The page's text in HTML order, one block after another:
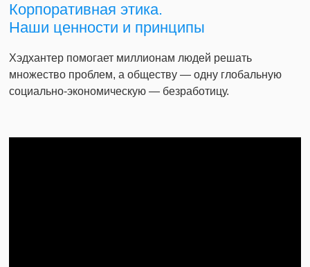
Корпоративная этика.
Наши ценности и принципы
Хэдхантер помогает миллионам людей решать
множество проблем, а обществу — одну глобальную
социально-экономическую — безработицу.